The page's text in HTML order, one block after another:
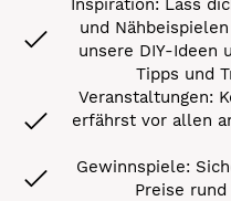
und
unsere DIY-Ideen
Tipps und
Veranstaltungen:
erfährst vor allen
Gewinnspiele:
Preise